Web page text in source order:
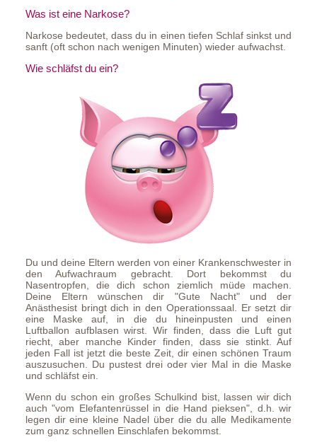
Was ist eine Narkose?
Narkose bedeutet, dass du in einen tiefen Schlaf sinkst und
sanft (oft schon nach wenigen Minuten) wieder aufwachst.
Wie schläfst du ein?
Du und deine Eltern werden von einer Krankenschwester in
den Aufwachraum gebracht. Dort bekommst du
Nasentropfen, die dich schon ziemlich müde machen.
Deine Eltern wünschen dir "Gute Nacht" und der
Anästhesist bringt dich in den Operationssaal. Er setzt dir
eine Maske auf, in die du hineinpusten und einen
Luftballon aufblasen wirst. Wir finden, dass die Luft gut
riecht, aber manche Kinder finden, dass sie stinkt. Auf
jeden Fall ist jetzt die beste Zeit, dir einen schönen Traum
auszusuchen. Du pustest drei oder vier Mal in die Maske
und schläfst ein.
Wenn du schon ein großes Schulkind bist, lassen wir dich
auch "vom Elefantenrüssel in die Hand pieksen", d.h. wir
legen dir eine kleine Nadel über die du alle Medikamente
zum ganz schnellen Einschlafen bekommst.